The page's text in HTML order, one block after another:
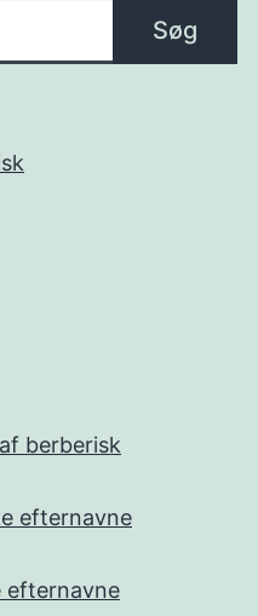
Søg
berberisk
efternavne
efternavne